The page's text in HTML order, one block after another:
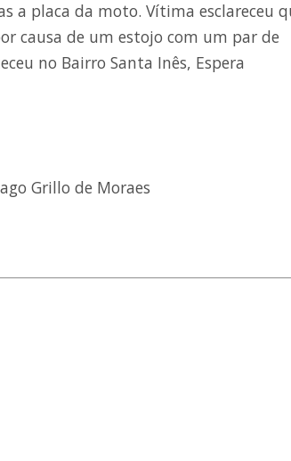
a placa da moto. Vítima esclareceu
causa de um estojo com um par de
no Bairro Santa Inês, Espera
Grillo de Moraes